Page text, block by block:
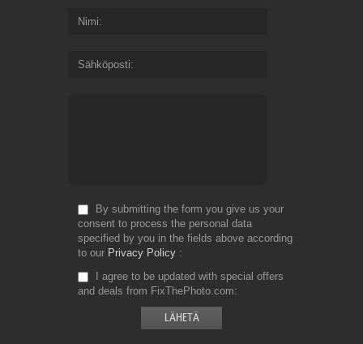
Nimi
Sähköposti
By submitting the form you give us your
consent to process the personal data
specified by you in the fields above according
to our Privacy Policy
I agree to be updated with special offers
and deals from FixThePhoto.com